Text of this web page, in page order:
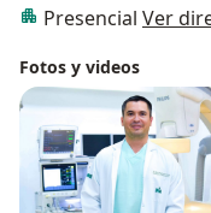
Presencial Ver
Fotos y videos